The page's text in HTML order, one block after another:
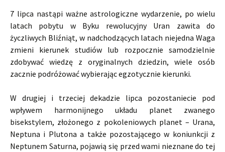
7 lipca nastąpi ważne astrologiczne wydarzenie, po wielu
latach pobytu w Byku rewolucyjny Uran zawita do
życzliwych Bliźniąt, w nadchodzących latach niejedna Waga
zmieni kierunek studiów lub rozpocznie samodzielnie
zdobywać wiedzę z oryginalnych dziedzin, wiele osób
zacznie podróżować wybierając egzotycznie kierunki.
W drugiej i trzeciej dekadzie lipca pozostaniecie pod
wpływem harmonijnego układu planet zwanego
bisekstylem, złożonego z pokoleniowych planet – Urana,
Neptuna i Plutona a także pozostającego w koniunkcji z
Neptunem Saturna, pojawią się przed wami nieznane do tej